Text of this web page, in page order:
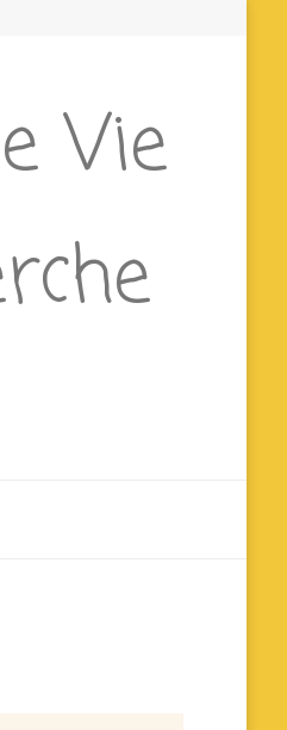
Vie